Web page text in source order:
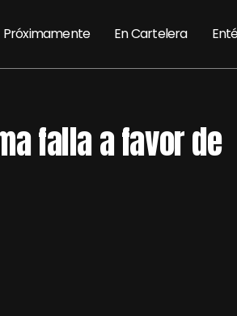
Próximamente En Cartelera
falla a favor de